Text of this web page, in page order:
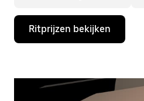
Druk
de
Ritprijzen bekijken